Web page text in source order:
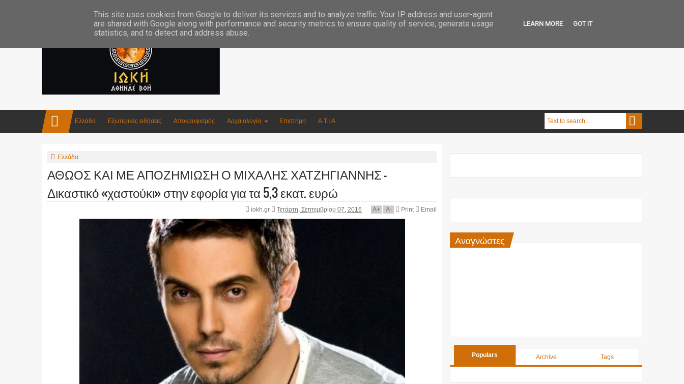
Ελλάδα Εξωτερικές ειδήσεις Αποκρυφισμός Αρχαιολογία Επιστήμη Α.Τ.Ι.Α.
Ελλάδα
ΑΘΩΟΣ ΚΑΙ ΜΕ ΑΠΟΖΗΜΙΩΣΗ Ο ΜΙΧΑΛΗΣ ΧΑΤΖΗΓΙΑΝΝΗΣ –
Δικαστικό «χαστούκι» στην εφορία για τα 5,3 εκατ. ευρώ
iokh.gr Τετάρτη, Σεπτεμβρίου 07, 2016 A+ A- Print Email
Αναγνώστες
Populars Archive Tags
This site uses cookies from Google to deliver its services and to analyze traffic. Your IP address and user-agent
are shared with Google along with performance and security metrics to ensure quality of service, generate usage
statistics, and to detect and address abuse.
LEARN MORE GOT IT